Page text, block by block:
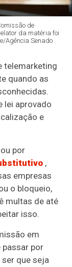
de
da matéria foi
Agência Senado
telemarketing
quando as
lei aprovado
e
por
,
empresas
o bloqueio,
multas de até
isso.
em
passar por
que seja